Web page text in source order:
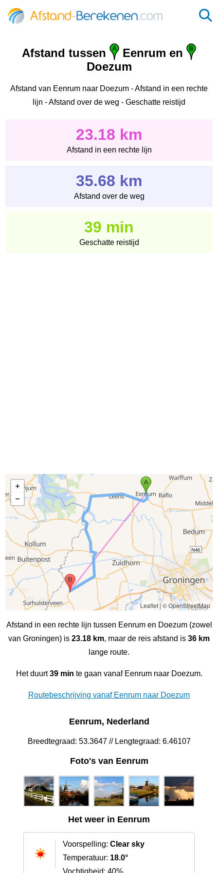
Afstand tussen
Eenrum en
Doezum
Afstand van Eenrum naar Doezum - Afstand in een rechte
lijn - Afstand over de weg - Geschatte reistijd
23.18 km
Afstand in een rechte lijn
35.68 km
Afstand over de weg
39 min
Geschatte reistijd
Leaflet|© OpenStreetMap
Afstand in een rechte lijn tussen Eenrum en Doezum (zowel
van Groningen) is 23.18 km, maar de reis afstand is 36 km
lange route.
Het duurt39 min te gaan vanaf Eenrum naar Doezum.
Routebeschrijving vanaf Eenrum naar Doezum
Eenrum, Nederland
Breedtegraad: 53.3647 // Lengtegraad: 6.46107
Foto's van Eenrum
Het weer in Eenrum
Voorspelling: Clear sky
Temperatuur: 18.0°